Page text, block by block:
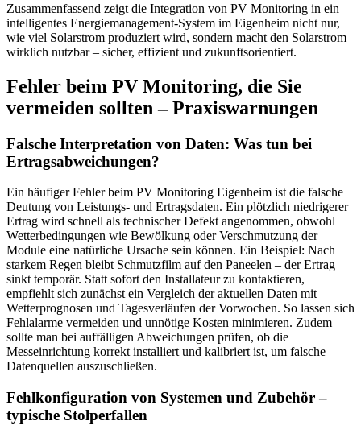
Zusammenfassend zeigt die Integration von PV Monitoring in ein
intelligentes Energiemanagement-System im Eigenheim nicht nur,
wie viel Solarstrom produziert wird, sondern macht den Solarstrom
wirklich nutzbar – sicher, effizient und zukunftsorientiert.
Fehler beim PV Monitoring, die Sie
vermeiden sollten – Praxiswarnungen
Falsche Interpretation von Daten: Was tun bei
Ertragsabweichungen?
Ein häufiger Fehler beim PV Monitoring Eigenheim ist die falsche
Deutung von Leistungs- und Ertragsdaten. Ein plötzlich niedrigerer
Ertrag wird schnell als technischer Defekt angenommen, obwohl
Wetterbedingungen wie Bewölkung oder Verschmutzung der
Module eine natürliche Ursache sein können. Ein Beispiel: Nach
starkem Regen bleibt Schmutzfilm auf den Paneelen – der Ertrag
sinkt temporär. Statt sofort den Installateur zu kontaktieren,
empfiehlt sich zunächst ein Vergleich der aktuellen Daten mit
Wetterprognosen und Tagesverläufen der Vorwochen. So lassen sich
Fehlalarme vermeiden und unnötige Kosten minimieren. Zudem
sollte man bei auffälligen Abweichungen prüfen, ob die
Messeinrichtung korrekt installiert und kalibriert ist, um falsche
Datenquellen auszuschließen.
Fehlkonfiguration von Systemen und Zubehör –
typische Stolperfallen